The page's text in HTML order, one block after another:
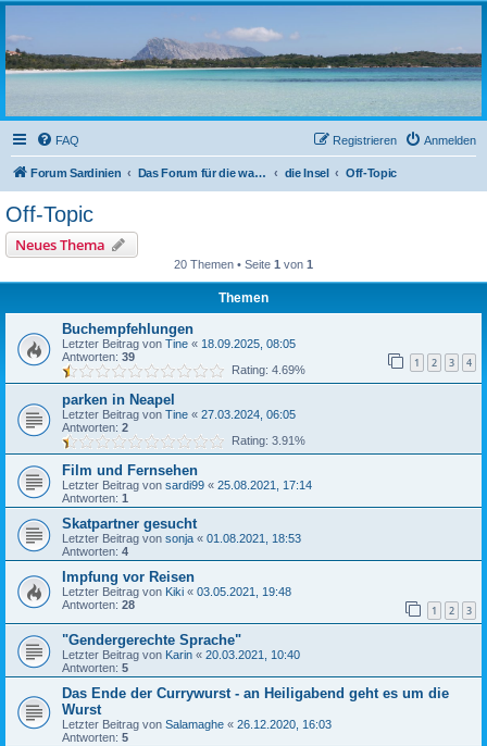
sardinien-forum.org
Das Forum der Freunde Sardiniens
FAQ Anmelden
Registrieren
Forum Sardinien Das Forum für die wahren Freunde Sardiniens.. die Insel Off-Topic
Off-Topic
Neues Thema
20 Themen • Seite 1 von 1
Themen
Buchempfehlungen
Letzter Beitrag von Tine « 18.09.2025, 08:05
Antworten: 39 1 2 3 4
Rating: 4.69%
parken in Neapel
Letzter Beitrag von Tine « 27.03.2024, 06:05
Antworten: 2
Rating: 3.91%
Film und Fernsehen
Letzter Beitrag von sardi99 « 25.08.2021, 17:14
Antworten: 1
Skatpartner gesucht
Letzter Beitrag von sonja « 01.08.2021, 18:53
Antworten: 4
Impfung vor Reisen
Letzter Beitrag von Kiki « 03.05.2021, 19:48
Antworten: 28 1 2 3
"Gendergerechte Sprache"
Letzter Beitrag von Karin « 20.03.2021, 10:40
Antworten: 5
Das Ende der Currywurst - an Heiligabend geht es um die
Wurst
Letzter Beitrag von Salamaghe « 26.12.2020, 16:03
Antworten: 5